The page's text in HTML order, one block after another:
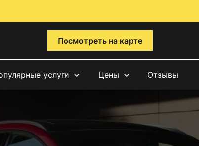
Посмотреть на карте
услуги Цены Отзывы